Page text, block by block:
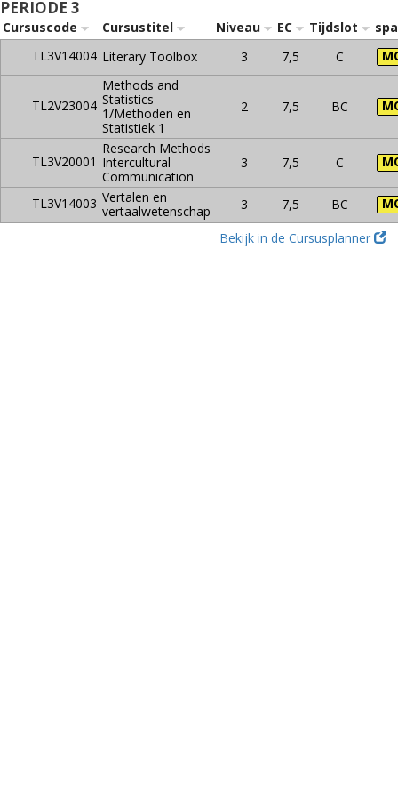
PERIODE 3
Cursuscode Cursustitel Niveau EC Tijdslot
TL3V14004 Literary Toolbox 3 7,5 C
TL2V23004
Methods and
Statistics
1/Methoden en
Statistiek 1
2 7,5 BC
TL3V20001
Research Methods
Intercultural
Communication
3 7,5 C
TL3V14003 Vertalen en
vertaalwetenschap
3 7,5 BC
Bekijk in de Cursusplanner